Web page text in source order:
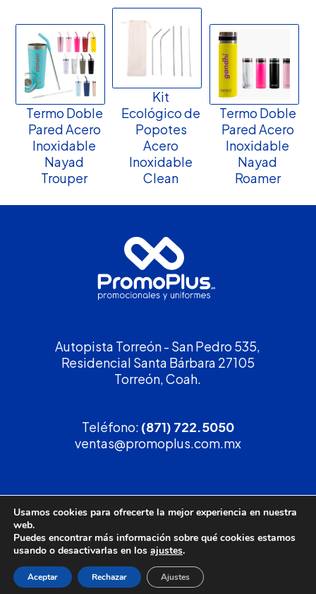
Termo Doble
Pared Acero
Inoxidable
Nayad
Trouper
Kit
Ecológico de
Popotes
Acero
Inoxidable
Clean
Termo Doble
Pared Acero
Inoxidable
Nayad
Roamer
Autopista Torreón - San Pedro 535,
Residencial Santa Bárbara 27105
Torreón, Coah.
Teléfono: (871) 722.5050
ventas@promoplus.com.mx
¡Solicita tucotización!
(800) 90 PROMO
Política de privacidad
Usamos cookies para ofrecerte la mejor experiencia en nuestra
web.
Puedes encontrar más información sobre qué cookies estamos
usando o desactivarlas en los ajustes.
Aceptar Rechazar Ajustes